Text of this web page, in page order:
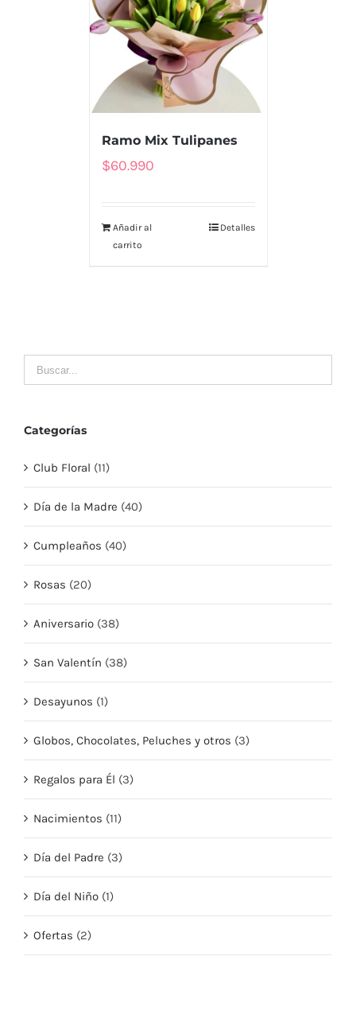
Ramo Mix Tulipanes
$60.990
Añadir al
carrito
Detalles
Categorías
Club Floral (11)
Día de la Madre (40)
Cumpleaños (40)
Rosas (20)
Aniversario (38)
San Valentín (38)
Desayunos (1)
Globos, Chocolates, Peluches y otros (3)
Regalos para Él (3)
Nacimientos (11)
Día del Padre (3)
Día del Niño (1)
Ofertas (2)